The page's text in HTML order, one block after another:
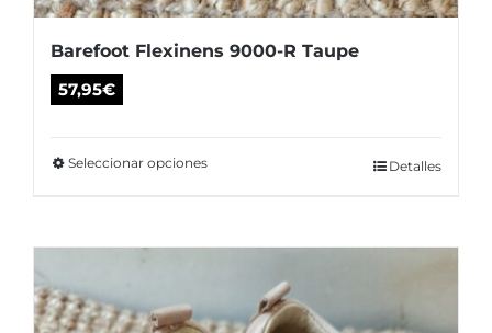
Barefoot Flexinens 9000-R Taupe
57,95€
Seleccionar opcionesEste
variantes.
Las
Detalles